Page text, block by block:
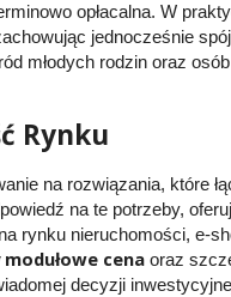
opłacalna. W
jednocześnie
młodych rodzin oraz
Rynku
na rozwiązania, które
na te potrzeby,
rynku nieruchomości, e-
cenaoraz
decyzji